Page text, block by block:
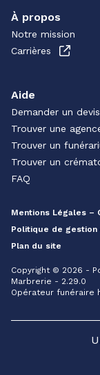
À propos
Notre mission
Carrières
Aide
Demander un
Trouver une
Trouver un
Trouver un
FAQ
Mentions Légales –
Politique de
Plan du site
Copyright © 2026 -
Marbrerie - 2.29.0
Opérateur funéraire